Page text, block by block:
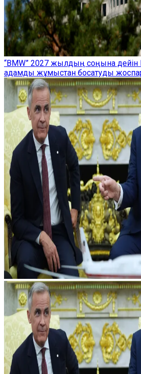
“BMW” 2027 жылдың соңына дейін
адамды жұмыстан босатуды